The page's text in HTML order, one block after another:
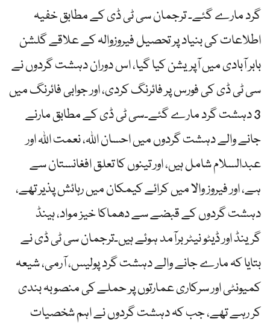
گرد مارے گئے۔ ترجمان سی ٹی ڈی کے مطابق خفیہ
اطلاعات کی بنیاد پر تحصیل فیروزوالہ کے علاقے گلشن
بابر آبادی میں آپریشن کیا گیا، اس دوران دہشت گردوں نے
سی ٹی ڈی کی فورس پر فائرنگ کردی، اور جوابی فائرنگ میں
3 دہشت گرد مارے گئے۔سی ٹی ڈی کے مطابق مارنے
جانے والے دہشت گردوں میں احسان اللہ، نعمت اللہ اور
عبدالسلام شامل ہیں، اور تینوں کا تعلق افغانستان سے
ہے، اور فیروز والا میں کرائے کیمکان میں رہائش پذیر تھے،
دہشت گردوں کے قبضے سے دھماکا خیز مواد، ہینڈ
گرینڈ اور ڈیٹو نیٹر برآمد ہوئے ہیں۔ترجمان سی ٹی ڈی نے
بتایا کہ مارے جانے والے دہشت گرد پولیس، آرمی، شیعہ
کمیونٹی اور سرکاری عمارتوں پر حملے کی منصوبہ بندی
کر رہے تھے، جب کہ دہشت گردوں نے اہم شخصیات